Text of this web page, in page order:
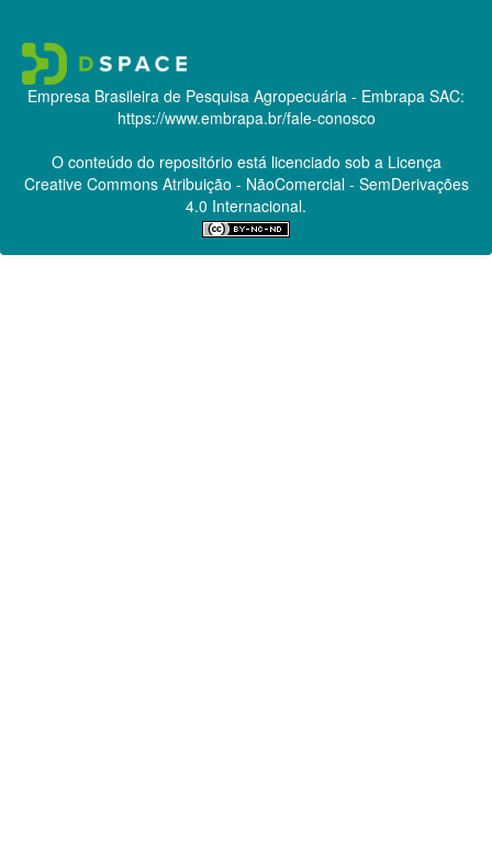
Empresa Brasileira de Pesquisa Agropecuária - Embrapa SAC:
https://www.embrapa.br/fale-conosco
O conteúdo do repositório está licenciado sob a Licença
Creative CommonsAtribuição - NãoComercial - SemDerivações
4.0 Internacional.